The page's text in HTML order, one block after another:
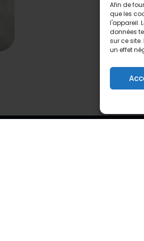
Afin de
que les
l'appareil.
données
sur ce
un effet